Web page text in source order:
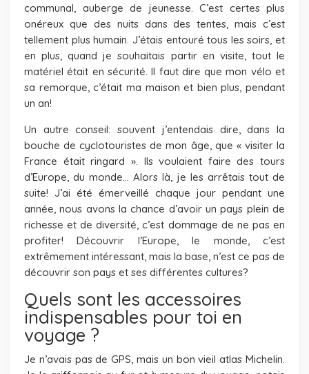
communal, auberge de jeunesse. C’est certes plus
onéreux que des nuits dans des tentes, mais c’est
tellement plus humain. J’étais entouré tous les soirs, et
en plus, quand je souhaitais partir en visite, tout le
matériel était en sécurité. Il faut dire que mon vélo et
sa remorque, c’était ma maison et bien plus, pendant
un an!
Un autre conseil: souvent j’entendais dire, dans la
bouche de cyclotouristes de mon âge, que « visiter la
France était ringard ». Ils voulaient faire des tours
d’Europe, du monde… Alors là, je les arrêtais tout de
suite! J’ai été émerveillé chaque jour pendant une
année, nous avons la chance d’avoir un pays plein de
richesse et de diversité, c’est dommage de ne pas en
profiter! Découvrir l’Europe, le monde, c’est
extrêmement intéressant, mais la base, n’est ce pas de
découvrir son pays et ses différentes cultures?
Quels sont les accessoires
indispensables pour toi en
voyage ?
Je n’avais pas de GPS, mais un bon vieil atlas Michelin.